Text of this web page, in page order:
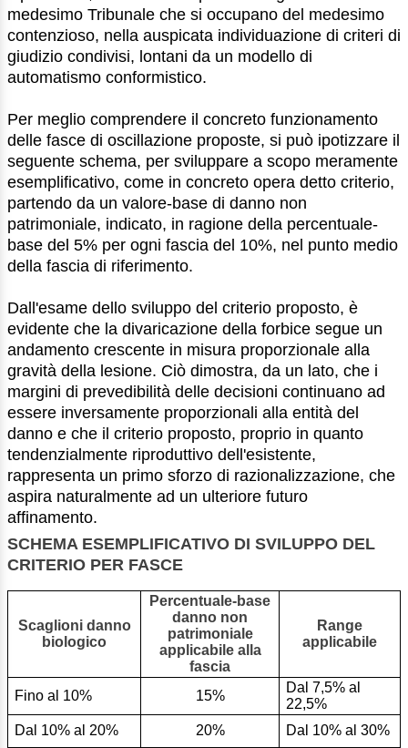
medesimo Tribunale che si occupano del medesimo
contenzioso, nella auspicata individuazione di criteri di
giudizio condivisi, lontani da un modello di
automatismo conformistico.
Per meglio comprendere il concreto funzionamento
delle fasce di oscillazione proposte, si può ipotizzare il
seguente schema, per sviluppare a scopo meramente
esemplificativo, come in concreto opera detto criterio,
partendo da un valore-base di danno non
patrimoniale, indicato, in ragione della percentuale-
base del 5% per ogni fascia del 10%, nel punto medio
della fascia di riferimento.
Dall'esame dello sviluppo del criterio proposto, è
evidente che la divaricazione della forbice segue un
andamento crescente in misura proporzionale alla
gravità della lesione. Ciò dimostra, da un lato, che i
margini di prevedibilità delle decisioni continuano ad
essere inversamente proporzionali alla entità del
danno e che il criterio proposto, proprio in quanto
tendenzialmente riproduttivo dell'esistente,
rappresenta un primo sforzo di razionalizzazione, che
aspira naturalmente ad un ulteriore futuro
affinamento.
SCHEMA ESEMPLIFICATIVO DI SVILUPPO DEL
CRITERIO PER FASCE
Scaglioni danno
biologico
Percentuale-base
danno non
patrimoniale
applicabile alla
fascia
Range
applicabile
Fino al 10% 15%
Dal 7,5% al
22,5%
Dal 10% al 20%
20% Dal 10% al 30%